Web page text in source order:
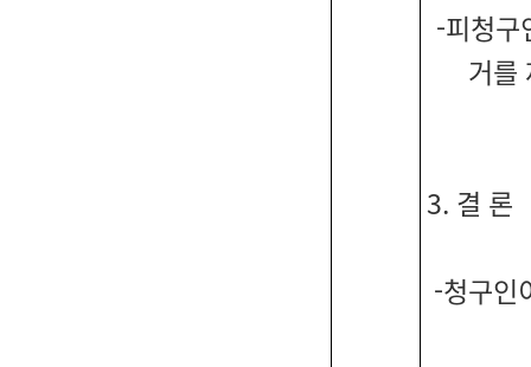
-피청구
거를
3. 결 론
-청구인